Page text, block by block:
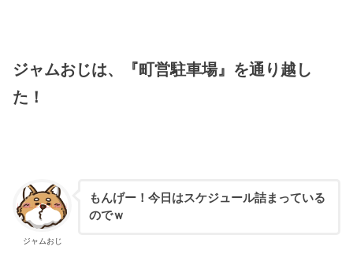
ジャムおじは、『町営駐車場』を通り越し
た！
ジャムおじ
もんげー！今日はスケジュール詰まっている
のでｗ